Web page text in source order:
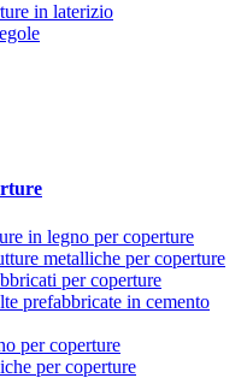
in laterizio
in legno per coperture
metalliche per coperture
per coperture
prefabbricate in cemento
per coperture
per coperture